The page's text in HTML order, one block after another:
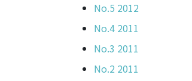
No.5 2012
No.4 2011
No.3 2011
No.2 2011